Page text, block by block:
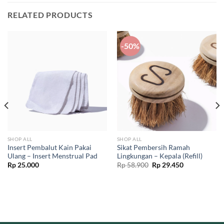
RELATED PRODUCTS
SHOP ALL
Insert Pembalut Kain Pakai
Ulang – Insert Menstrual Pad
Rp25.000
-50%
SHOP ALL
Sikat Pembersih Ramah
Lingkungan – Kepala (Refill)
Rp58.900 Original
price
Rp29.450Current